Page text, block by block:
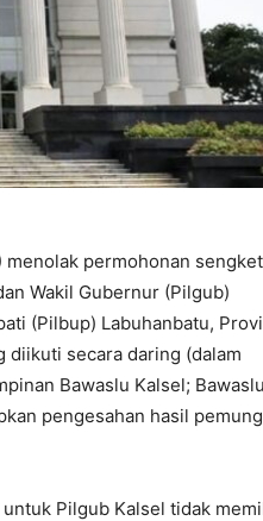
menolak permohonan
Wakil Gubernur (Pilgub)
(Pilbup) Labuhanbatu,
diikuti secara daring (dalam
Bawaslu Kalsel; Bawaslu
pengesahan hasil
Pilgub Kalsel tidak